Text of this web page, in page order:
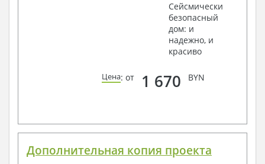
Сейсмически
безопасный
дом: и
надежно, и
красиво
Цена: от 1 670 BYN
Дополнительная копия проекта